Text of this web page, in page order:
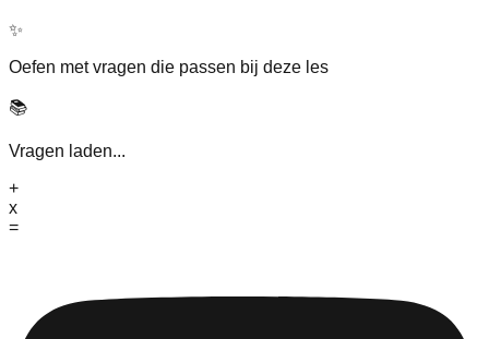
✨
Oefen met vragen die passen bij deze les
📚
Vragen laden...
+
x
=